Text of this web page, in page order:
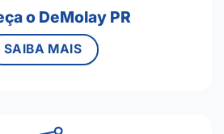
o DeMolay PR
SAIBA MAIS